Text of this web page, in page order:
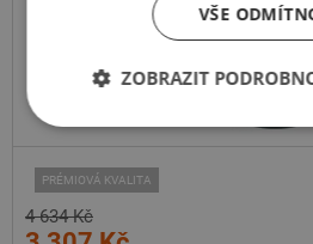
PRÉMIOVÁ KVALITA
4 634 Kč
VŠE
ZOBRAZIT